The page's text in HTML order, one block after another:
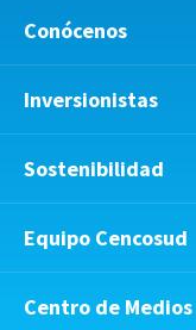
Conócenos
Inversionistas
Sostenibilidad
Equipo Cencosud
Centro de Medios